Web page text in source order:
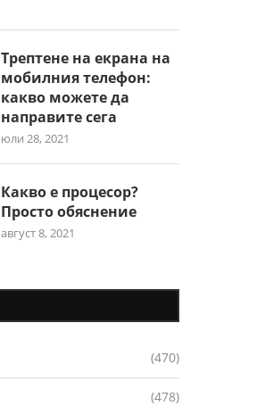
Трептене на екрана на
мобилния телефон:
какво можете да
направите сега
юли 28, 2021
Какво е процесор?
Просто обяснение
август 8, 2021
(470)
(478)